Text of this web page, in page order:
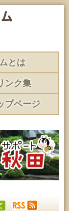
とは
ンク集
プページ